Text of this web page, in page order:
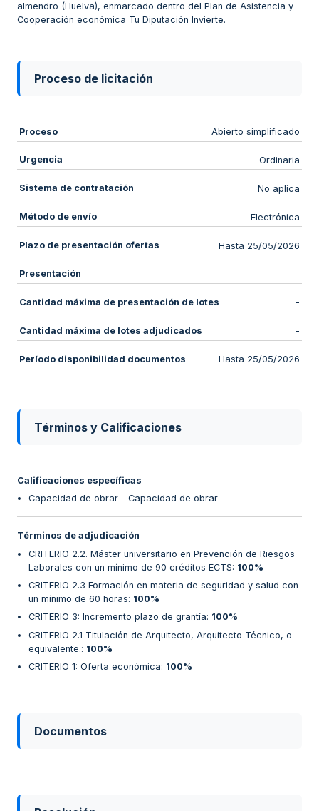
almendro (Huelva), enmarcado dentro del Plan de Asistencia y
Cooperación económica Tu Diputación Invierte.
Proceso de licitación
Proceso Abierto simplificado
Urgencia Ordinaria
Sistema de contratación No aplica
Método de envío Electrónica
Plazo de presentación ofertas Hasta 25/05/2026
Presentación -
Cantidad máxima de presentación de lotes -
Cantidad máxima de lotes adjudicados -
Período disponibilidad documentos Hasta 25/05/2026
Términos y Calificaciones
Calificaciones específicas
Capacidad de obrar - Capacidad de obrar
Términos de adjudicación
CRITERIO 2.2. Máster universitario en Prevención de Riesgos
Laborales con un mínimo de 90 créditos ECTS: 100%
CRITERIO 2.3 Formación en materia de seguridad y salud con
un mínimo de 60 horas: 100%
CRITERIO 3: Incremento plazo de grantía: 100%
CRITERIO 2.1 Titulación de Arquitecto, Arquitecto Técnico, o
equivalente.: 100%
CRITERIO 1: Oferta económica: 100%
Documentos